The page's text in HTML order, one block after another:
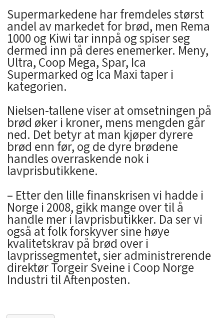
Supermarkedene har fremdeles størst
andel av markedet for brød, men Rema
1000 og Kiwi tar innpå og spiser seg
dermed inn på deres enemerker. Meny,
Ultra, Coop Mega, Spar, Ica
Supermarked og Ica Maxi taper i
kategorien.
Nielsen-tallene viser at omsetningen på
brød øker i kroner, mens mengden går
ned. Det betyr at man kjøper dyrere
brød enn før, og de dyre brødene
handles overraskende nok i
lavprisbutikkene.
– Etter den lille finanskrisen vi hadde i
Norge i 2008, gikk mange over til å
handle mer i lavprisbutikker. Da ser vi
også at folk forskyver sine høye
kvalitetskrav på brød over i
lavprissegmentet, sier administrerende
direktør Torgeir Sveine i Coop Norge
Industri til Aftenposten.